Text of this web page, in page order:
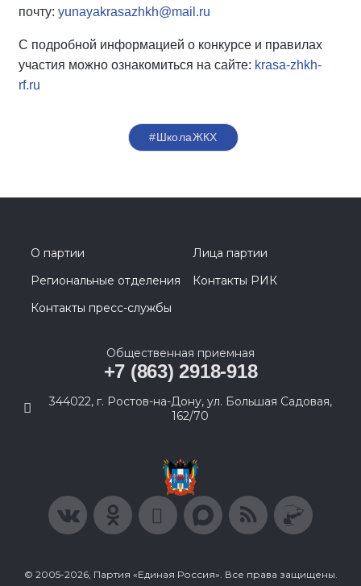
почту: yunayakrasazhkh@mail.ru
С подробной информацией о конкурсе и правилах
участия можно ознакомиться на сайте: krasa-zhkh-
rf.ru
#ШколаЖКХ
О партии
Лица партии
Региональные отделения
Контакты РИК
Контакты пресс-службы
Общественная приемная
+7 (863) 2918-918
344022, г. Ростов-на-Дону, ул. Большая Садовая,
162/70
© 2005-2026, Партия «Единая Россия». Все права защищены.